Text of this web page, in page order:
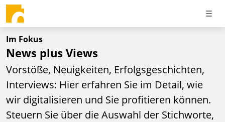
Im Fokus
News plus Views
Vorstöße, Neuigkeiten, Erfolgsgeschichten,
Interviews: Hier erfahren Sie im Detail, wie
wir digitalisieren und Sie profitieren können.
Steuern Sie über die Auswahl der Stichworte,